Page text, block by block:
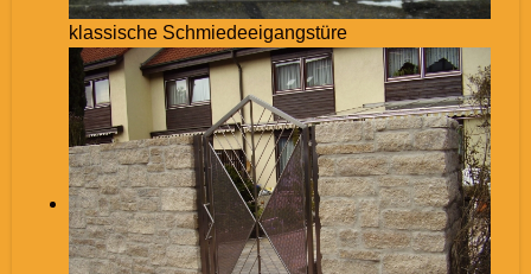
klassische Schmiedeeigangstüre